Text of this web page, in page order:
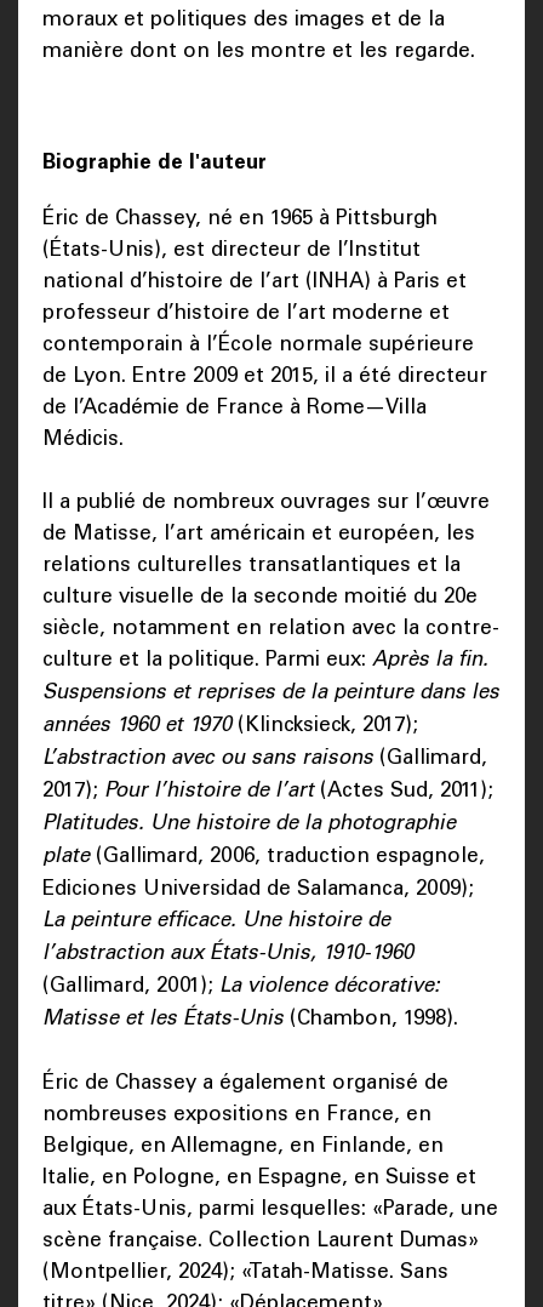
moraux et politiques des images et de la
manière dont on les montre et les regarde.
Biographie de l'auteur
Éric de Chassey, né en 1965 à Pittsburgh
(États-Unis), est directeur de l’Institut
national d’histoire de l’art (INHA) à Paris et
professeur d’histoire de l’art moderne et
contemporain à l’École normale supérieure
de Lyon. Entre 2009 et 2015, il a été directeur
de l’Académie de France à Rome—Villa
Médicis.
Il a publié de nombreux ouvrages sur l’œuvre
de Matisse, l’art américain et européen, les
relations culturelles transatlantiques et la
culture visuelle de la seconde moitié du 20e
siècle, notamment en relation avec la contre-
culture et la politique. Parmi eux: Après la fin.
Suspensions et reprises de la peinture dans les
années 1960 et 1970(Klincksieck, 2017);
L’abstraction avec ou sans raisons (Gallimard,
2017); Pour l’histoire de l’art(Actes Sud, 2011);
Platitudes. Une histoire de la photographie
plate(Gallimard, 2006, traduction espagnole,
Ediciones Universidad de Salamanca, 2009);
La peinture efficace. Une histoire de
l’abstraction aux États-Unis, 1910-1960
(Gallimard, 2001); La violence décorative:
Matisse et les États-Unis (Chambon, 1998).
Éric de Chassey a également organisé de
nombreuses expositions en France, en
Belgique, en Allemagne, en Finlande, en
Italie, en Pologne, en Espagne, en Suisse et
aux États-Unis, parmi lesquelles: «Parade, une
scène française. Collection Laurent Dumas»
(Montpellier, 2024); «Tatah-Matisse. Sans
titre» (Nice, 2024); «Déplacement»